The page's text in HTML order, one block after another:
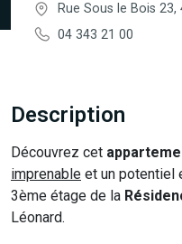
Rue Sous le Bois 23,
04 343 21 00
Description
Découvrez cet
imprenable et un potentiel
3ème étage de la
Léonard.